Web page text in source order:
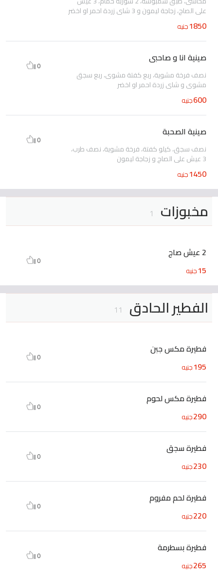
على الصاج، زجاجة ليمون و 3 شاى زردة احمر او اخضر
1850جنيه
صينية انا و صاحبى
نصف فرخة مشوية، ربع كفتة مشوى، ربع سجق
مشوى و شاى زردة احمر او اخضر
600جنيه
0
صينية الصحبة
نصف سجق، كيلو كفتة، فرخة مشوية، نصف طرب،
3 عيش على الصاج و زجاجة ليمون
1450جنيه
0
مخبوزات 1
2 عيش صاج
15جنيه
0
الفطير الحادق 11
فطيرة مكس جبن
195جنيه
0
فطيرة مكس لحوم
290جنيه
0
فطيرة سجق
230جنيه
0
فطيرة لحم مفروم
220جنيه
0
فطيرة بسطرمة
265جنيه
0